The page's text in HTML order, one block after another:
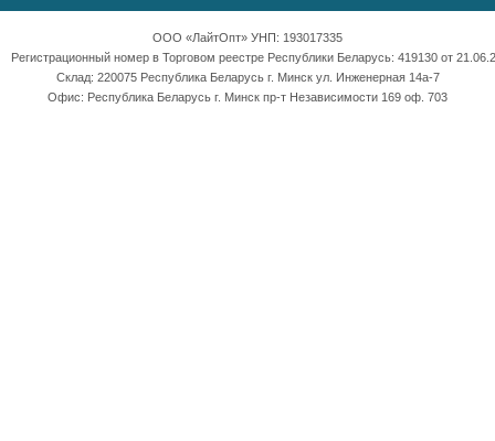
ООО «ЛайтОпт» УНП: 193017335
Регистрационный номер в Торговом реестре Республики Беларусь: 419130 от
Склад: 220075 Республика Беларусь г. Минск ул. Инженерная 14а-7
Офис: Республика Беларусь г. Минск пр-т Независимости 169 оф. 703